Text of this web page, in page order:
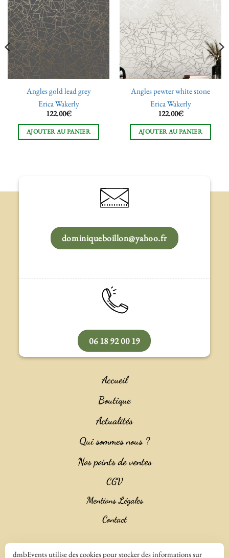
Ajouter
à la liste
de
souhaits
Angles gold lead grey
Erica Wakerly
122.00€
AJOUTER AU PANIER
souhaits
Angles pewter white stone
Erica Wakerly
122.00€
AJOUTER AU PANIER
dominiqueboillon@yahoo.fr
06 18 92 00 19
Accueil
Boutique
Actualités
Qui sommes nous ?
Nos points de ventes
CGV
Mentions Légales
Contact
Copyright 2023 ©Salencia SAS Agence Web
dmbEvents utilise des cookies pour stocker des informations sur